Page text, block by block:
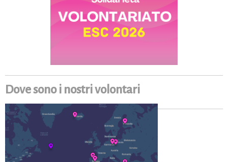
Dove sono i nostri volontari